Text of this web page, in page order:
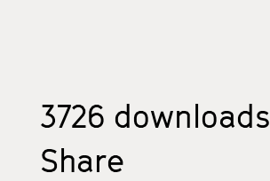
3726 downloads
Share